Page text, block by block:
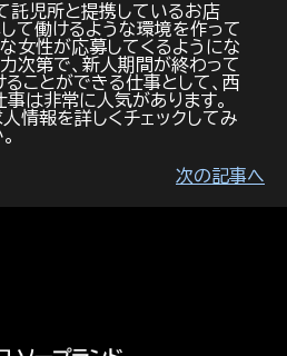
託児所と提携しているお店
て働けるような環境を作って
女性が応募してくるようにな
次第で、新人期間が終わって
ことができる仕事として、西
は非常に人気があります。
情報を詳しくチェックしてみ
次の記事へ